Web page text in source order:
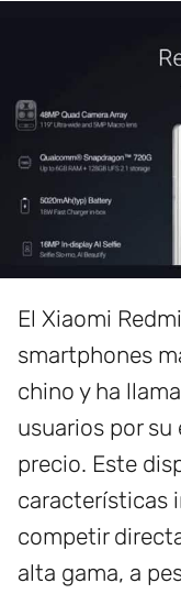
El Xiaomi
smartphones
chino y ha
usuarios por
precio. Este
características
competir
alta gama, a